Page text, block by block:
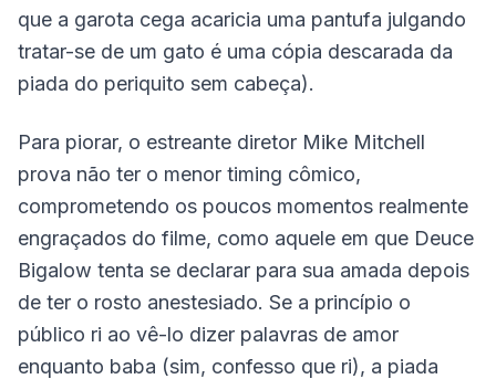
que a garota cega acaricia uma pantufa julgando
tratar-se de um gato é uma cópia descarada da
piada do periquito sem cabeça).
Para piorar, o estreante diretor Mike Mitchell
prova não ter o menor timing cômico,
comprometendo os poucos momentos realmente
engraçados do filme, como aquele em que Deuce
Bigalow tenta se declarar para sua amada depois
de ter o rosto anestesiado. Se a princípio o
público ri ao vê-lo dizer palavras de amor
enquanto baba (sim, confesso que ri), a piada